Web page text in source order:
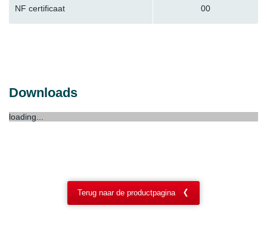
NF certificaat 00
Downloads
loading...
Terug naar de productpagina